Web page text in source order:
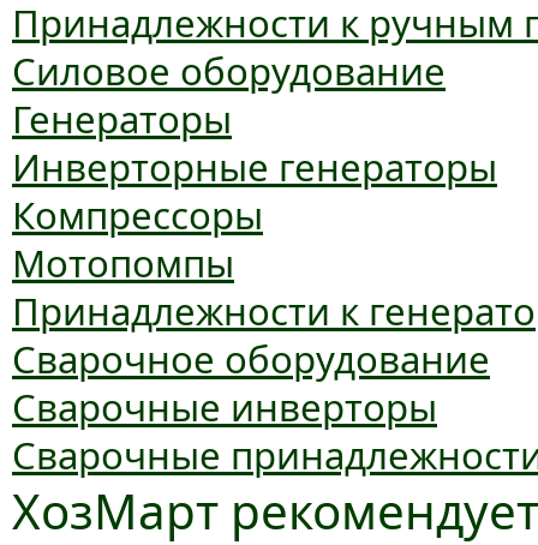
Принадлежности к ручным
Силовое оборудование
Генераторы
Инверторные генераторы
Компрессоры
Мотопомпы
Принадлежности к
Сварочное оборудование
Сварочные инверторы
Сварочные
ХозМарт рекомендует